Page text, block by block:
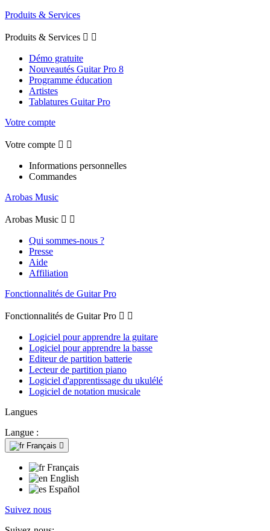
Produits & Services
Produits & Services  
Démo gratuite
Nouveautés Guitar Pro 8
Programme éducation
Artistes
Tablatures Guitar Pro
Votre compte
Votre compte  
Informations personnelles
Commandes
Arobas Music
Arobas Music  
Qui sommes-nous ?
Presse
Aide
Affiliation
Fonctionnalités de Guitar Pro
Fonctionnalités de Guitar Pro  
Logiciel pour apprendre la guitare
Logiciel pour apprendre la basse
Editeur de partition batterie
Lecteur de partition piano
Logiciel d'apprentissage du ukulélé
Logiciel de notation musicale
Langues
Langue :
Français 
Français
English
Español
Suivez nous